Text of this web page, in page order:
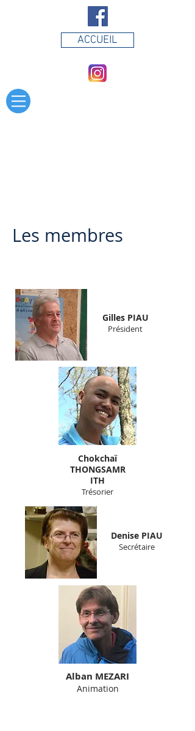
ACCUEIL
Les membres
Gilles PIAU
Président
Chokchaï
THONGSAMR
ITH
Trésorier
Denise PIAU
Secrétaire
Alban MEZARI
Animation